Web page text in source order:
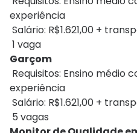
experiência
Salário: R$1.621,00 +
1 vaga
Garçom
Requisitos: Ensino médio
experiência
Salário: R$1.621,00 +
5 vagas